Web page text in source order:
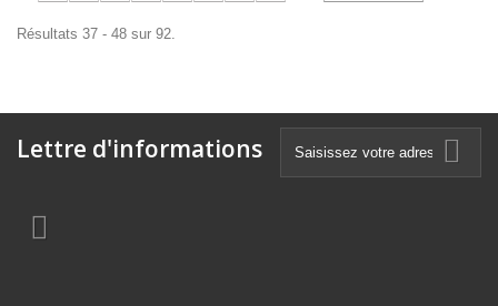
Résultats 37 - 48 sur 92.
Lettre d'informations